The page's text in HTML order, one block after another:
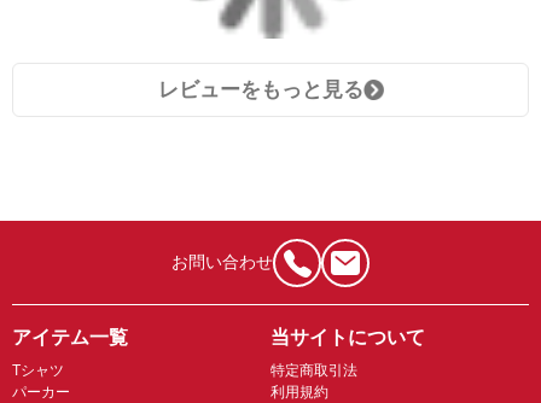
レビューをもっと見る
お問い合わせ
アイテム一覧
Tシャツ
パーカー
当サイトについて
特定商取引法
利用規約